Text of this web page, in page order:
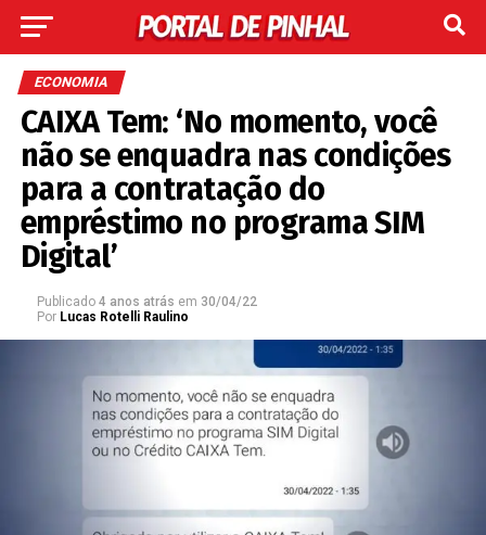
ECONOMIA
CAIXA Tem: ‘No momento, você
não se enquadra nas condições
para a contratação do
empréstimo no programa SIM
Digital’
Publicado 4 anos atrás em 30/04/22
Por Lucas Rotelli Raulino